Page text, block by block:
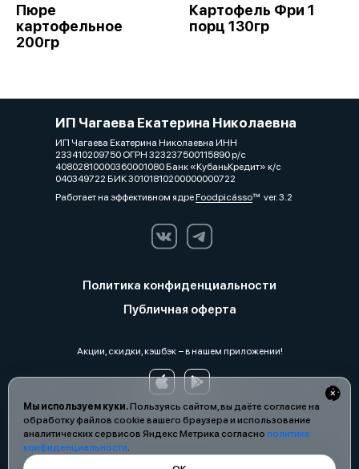
Мы используем куки.Пользуясь сайтом, вы даёте согласие на
обработку файлов cookie вашего браузера и использование
аналитических сервисов Яндекс Метрика согласно политике
конфиденциальности.
Пюре
картофельное
200гр
Картофель Фри 1
порц 130гр
ИП Чагаева Екатерина Николаевна
ИП Чагаева Екатерина Николаевна ИНН
233410209750 ОГРН 323237500115890 р/с
40802810000360001080 Банк «КубаньКредит» к/с
040349722 БИК 30101810200000000722
Работает на эффективном ядреFoodpicássover. 3.2
Политика конфиденциальности
Публичная оферта
Акции, скидки, кэшбэк − в нашем приложении!